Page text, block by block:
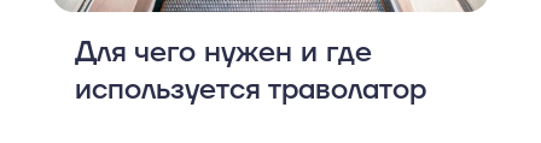
Для чего нужен и где
используется траволатор